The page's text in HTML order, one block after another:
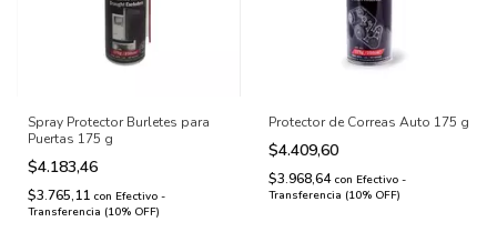
Spray Protector Burletes para
Puertas 175 g
$4.183,46
$3.765,11 con Efectivo -
Transferencia (10% OFF)
Protector de Correas Auto 175 g
$4.409,60
$3.968,64 con Efectivo -
Transferencia (10% OFF)